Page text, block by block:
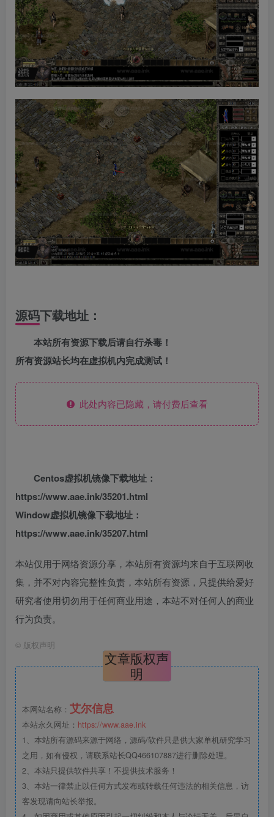
源码下载地址：
本站所有资源下载后请自行杀毒！
所有资源站长均在虚拟机内完成测试！
此处内容已隐藏，请付费后查看
Centos虚拟机镜像下载地址：
https://www.aae.ink/35201.html
Window虚拟机镜像下载地址：
https://www.aae.ink/35207.html
本站仅用于网络资源分享，本站所有资源均来自于互联网收
集，并不对内容完整性负责，本站所有资源，只提供给爱好
研究者使用切勿用于任何商业用途，本站不对任何人的商业
行为负责。
© 版权声明
文章版权声
明
本网站名称： 艾尔信息
本站永久网址： https://www.aae.ink
1、本站所有源码来源于网络，源码/软件只是供大家单机研究学习
之用，如有侵权，请联系站长QQ466107887进行删除处理。
2、本站只提供软件共享！不提供技术服务！
3、本站一律禁止以任何方式发布或转载任何违法的相关信息，访
客发现请向站长举报。